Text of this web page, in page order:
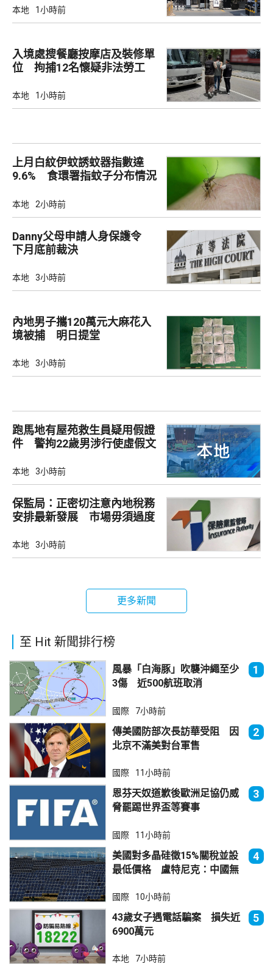
本地 1小時前
入境處搜餐廳按摩店及裝修單
位 拘捕12名懷疑非法勞工
本地 1小時前
上月白紋伊蚊誘蚊器指數達
9.6% 食環署指蚊子分布情況
本地 2小時前
Danny父母申請人身保護令
下月底前裁決
本地 3小時前
內地男子攜120萬元大麻花入
境被捕 明日提堂
本地 3小時前
跑馬地有屋苑救生員疑用假證
件 警拘22歲男涉行使虛假文
本地 3小時前
保監局：正密切注意內地稅務
安排最新發展 市場毋須過度
本地 3小時前
更多新聞
至 Hit 新聞排行榜
風暴「白海豚」吹襲沖繩至少
3傷 近500航班取消
1
國際 7小時前
傳美國防部次長訪華受阻 因
北京不滿美對台軍售
2
國際 11小時前
恩芬天奴道歉後歐洲足協仍威
脅罷踢世界盃等賽事
3
國際 11小時前
美國對多晶硅徵15%關稅並設
最低價格 盧特尼克：中國無
4
國際 10小時前
43歲女子遇電話騙案 損失近
6900萬元
5
本地 7小時前